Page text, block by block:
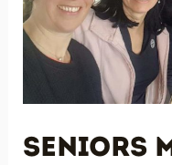
Seniors